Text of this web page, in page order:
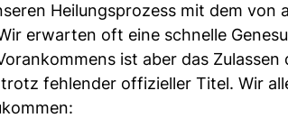
Heilungsprozess mit dem von
erwarten oft eine schnelle
ist aber das
fehlender offizieller Titel. Wir